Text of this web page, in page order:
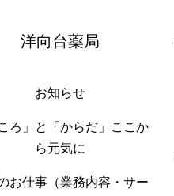
洋向台薬局
お知らせ
ころ」と「からだ」ここか
ら元気に
お仕事（業務内容・サー